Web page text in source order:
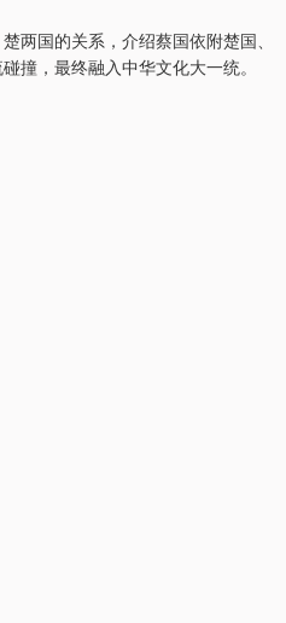
两国的关系，介绍蔡国依附楚国、
撞，最终融入中华文化大一统。